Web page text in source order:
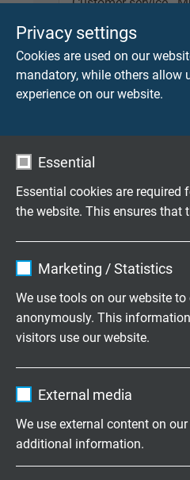
Privacy settings
Cookies are used on our
mandatory, while others allow
experience on our website.
Essential
Essential cookies are
the website. This ensures that
Expire 1 year
Purpose
Marketing / Statistics
We use tools on our website
anonymously. This
visitors use our website.
Expire 2 years
External media
We use external content on
additional information.
Eleştiri veya önerileriniz
Veri korumasi*
aus dem
Beantwortung
und verarbeitet
können Ihre
die Zukunft per E-
cable.com
korumasinda